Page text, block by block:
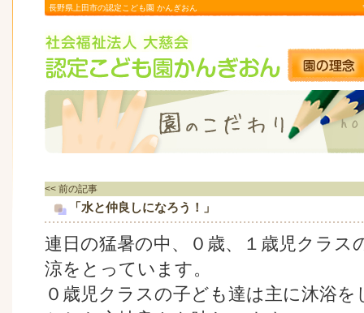
長野県上田市の認定こども園 かんぎおん
<< 前の記事
「水と仲良しになろう！」
連日の猛暑の中、０歳、１歳児クラス
涼をとっています。
０歳児クラスの子ども達は主に沐浴